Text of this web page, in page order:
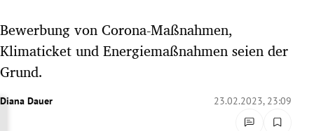
Untermenü
Untermenü
Bewerbung von Corona-Maßnahmen,
Klimaticket und Energiemaßnahmen seien der
Grund.
Diana Dauer 23.02.2023, 23:09